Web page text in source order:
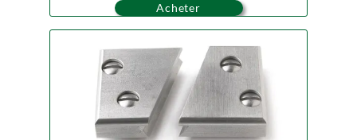
Acheter